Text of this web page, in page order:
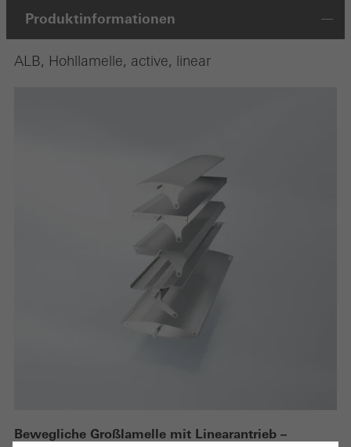
Produktinformationen
ALB, Hohllamelle, active, linear
Bewegliche Großlamelle mit Linearantrieb –